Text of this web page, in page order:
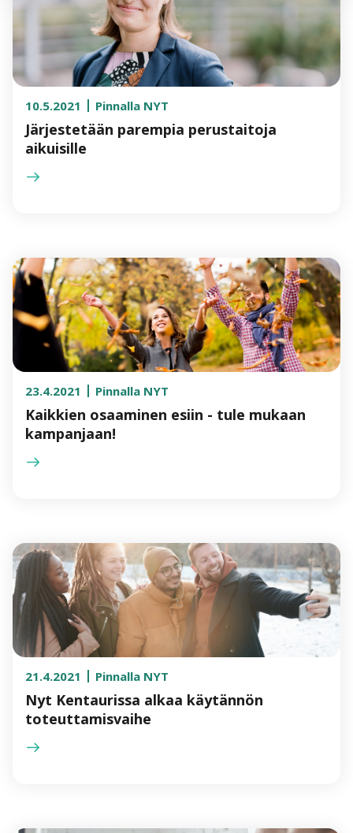
10.5.2021 Pinnalla NYT
Järjestetään parempia perustaitoja
aikuisille
23.4.2021 Pinnalla NYT
Kaikkien osaaminen esiin - tule mukaan
kampanjaan!
21.4.2021 Pinnalla NYT
Nyt Kentaurissa alkaa käytännön
toteuttamisvaihe